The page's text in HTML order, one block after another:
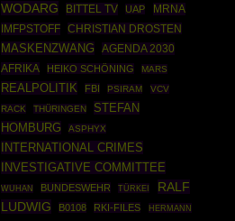
WODARG
BITTEL TV UAP
MRNA
IMFPSTOFF
CHRISTIAN DROSTEN
MASKENZWANG
AGENDA 2030
AFRIKA
HEIKO SCHÖNING MARS
REALPOLITIK FBI PSIRAM
VCV
RACK
THÜRINGEN
STEFAN
HOMBURG
ASPHYX
INTERNATIONAL CRIMES
INVESTIGATIVE COMMITTEE
WUHAN BUNDESWEHR TÜRKEI
RALF
LUDWIG
B0108 RKI-FILES
HERMANN